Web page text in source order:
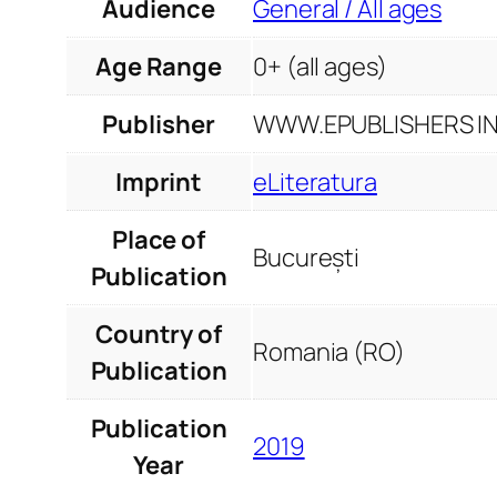
Audience
General / All ages
Age Range
0+ (all ages)
Publisher
WWW.EPUBLISHERS
Imprint
eLiteratura
Place of
Publication
București
Country of
Publication
Romania (RO)
Publication
Year
2019